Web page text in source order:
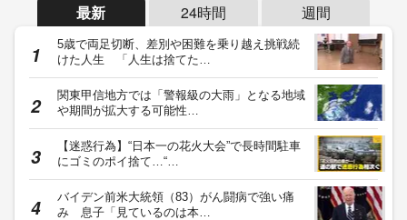
最新 24時間 週間
5歳で両足切断、差別や困難を乗り越え挑戦続
けた人生 「人生は捨てた…
関東甲信地方では「警報級の大雨」となる地域
や期間が拡大する可能性…
【迷惑行為】“日本一の花火大会”で長時間駐車
にゴミのポイ捨て…“…
バイデン前米大統領（83）がん闘病で強い痛
み 息子「見ているのは本…